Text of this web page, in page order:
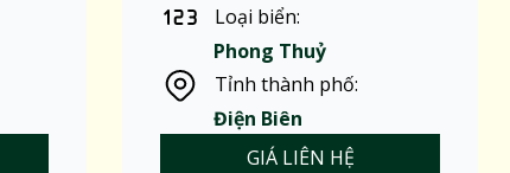
Loại biển:
Phong Thuỷ
Tỉnh thành phố:
Điện Biên
GIÁ LIÊN HỆ